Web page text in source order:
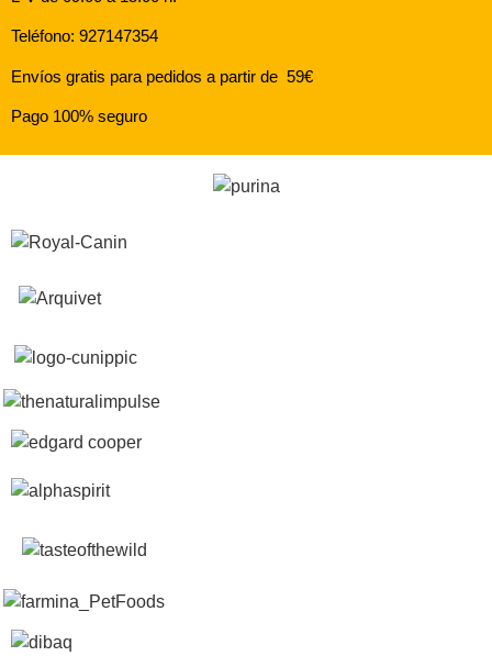
Teléfono: 927147354
Envíos gratis para pedidos a partir de 59€
Pago 100% seguro